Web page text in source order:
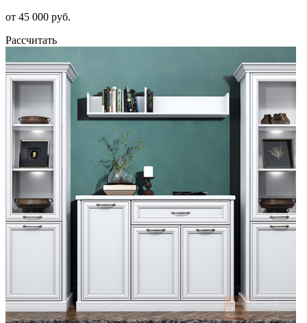
от 45 000 руб.
Рассчитать